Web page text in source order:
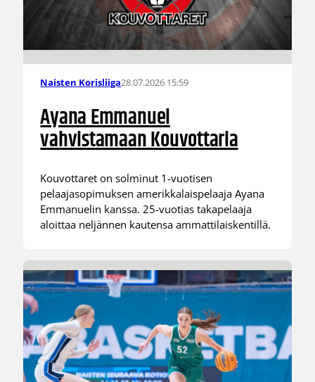
Naisten Korisliiga28.07.2026 15:59
Ayana Emmanuel
vahvistamaan Kouvottaria
Kouvottaret on solminut 1-vuotisen
pelaajasopimuksen amerikkalaispelaaja Ayana
Emmanuelin kanssa. 25-vuotias takapelaaja
aloittaa neljännen kautensa ammattilaiskentillä.